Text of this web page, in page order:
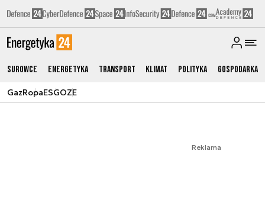
Surowce Energetyka Transport Klimat Polityka Gospodarka
GazRopaESGOZE
Reklama